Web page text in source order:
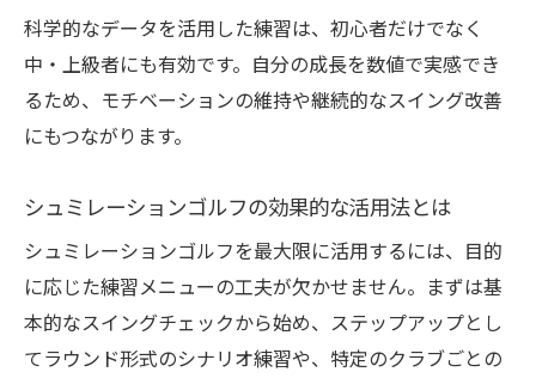
活用
課題発見から克服までの応用トレーニング
法
スコア改善を叶える練習メニューの選び方
スコア改善に効くシュミレーションゴルフ
練習法
目的別に選ぶ練習メニューのポイント
シュミレーションゴルフで簡単に弱点克服
科学的なデータを活用した練習は、初心者だけでなく
中・上級者にも有効です。自分の成長を数値で実感でき
るため、モチベーションの維持や継続的なスイング改善
にもつながります。
シュミレーションゴルフの効果的な活用法とは
シュミレーションゴルフを最大限に活用するには、目的
に応じた練習メニューの工夫が欠かせません。まずは基
本的なスイングチェックから始め、ステップアップとし
てラウンド形式のシナリオ練習や、特定のクラブごとの